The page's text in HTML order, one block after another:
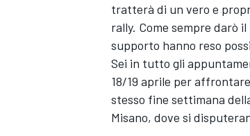
tratterà di un vero e
rally. Come sempre darò
supporto hanno reso
Sei in tutto gli
18/19 aprile per
stesso fine settimana
Misano, dove si